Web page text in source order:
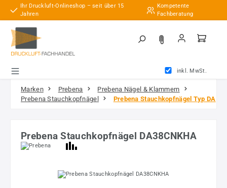
Zum Hauptinhalt springen
Ihr Druckluft-Onlineshop – seit über 15
Jahren
Kompetente
Fachberatung
inkl. MwSt.
Marken Prebena
Prebena Nägel & Klammern
Prebena Stauchkopfnägel
Prebena Stauchkopfnägel Typ DA
Prebena Stauchkopfnägel DA38CNKHA
Bildergalerie überspringen